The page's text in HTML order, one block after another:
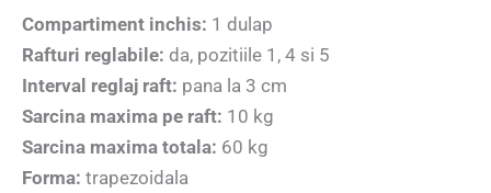
Compartiment inchis: 1 dulap
Rafturi reglabile: da, pozitiile 1, 4 si 5
Interval reglaj raft: pana la 3 cm
Sarcina maxima pe raft: 10 kg
Sarcina maxima totala: 60 kg
Forma: trapezoidala